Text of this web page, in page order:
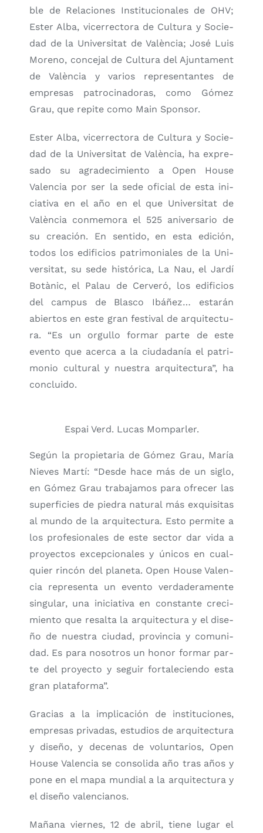
ble de Rela­cio­nes Ins­ti­tu­cio­na­les de OHV;
Ester Alba, vice­rrec­to­ra de Cul­tu­ra y Socie­
dad de la Uni­ver­si­tat de Valèn­cia; José Luis
Moreno, con­ce­jal de Cul­tu­ra del Ajun­ta­ment
de Valèn­cia y varios repre­sen­tan­tes de
empre­sas patro­ci­na­do­ras, como Gómez
Grau, que repi­te como Main Spon­sor.
Ester Alba, vice­rrec­to­ra de Cul­tu­ra y Socie­
dad de la Uni­ver­si­tat de Valèn­cia, ha expre­
sa­do su agra­de­ci­mien­to a Open Hou­se
Valen­cia por ser la sede ofi­cial de esta ini­
cia­ti­va en el año en el que Uni­ver­si­tat de
Valèn­cia con­me­mo­ra el 525 ani­ver­sa­rio de
su crea­ción. En sen­ti­do, en esta edi­ción,
todos los edi­fi­cios patri­mo­nia­les de la Uni­
ver­si­tat, su sede his­tó­ri­ca, La Nau, el Jar­dí
Botà­nic, el Palau de Cer­ve­ró, los edi­fi­cios
del cam­pus de Blas­co Ibá­ñez… esta­rán
abier­tos en este gran fes­ti­val de arqui­tec­tu­
ra. “Es un orgu­llo for­mar par­te de este
even­to que acer­ca a la ciu­da­da­nía el patri­
mo­nio cul­tu­ral y nues­tra arqui­tec­tu­ra”, ha
con­clui­do.
Espai Verd. Lucas Mom­par­ler.
Según la pro­pie­ta­ria de Gómez Grau, María
Nie­ves Mar­tí: “Des­de hace más de un siglo,
en Gómez Grau tra­ba­ja­mos para ofre­cer las
super­fi­cies de pie­dra natu­ral más exqui­si­tas
al mun­do de la arqui­tec­tu­ra. Esto per­mi­te a
los pro­fe­sio­na­les de este sec­tor dar vida a
pro­yec­tos excep­cio­na­les y úni­cos en cual­
quier rin­cón del pla­ne­ta. Open Hou­se Valen­
cia repre­sen­ta un even­to ver­da­de­ra­men­te
sin­gu­lar, una ini­cia­ti­va en cons­tan­te cre­ci­
mien­to que resal­ta la arqui­tec­tu­ra y el dise­
ño de nues­tra ciu­dad, pro­vin­cia y comu­ni­
dad. Es para noso­tros un honor for­mar par­
te del pro­yec­to y seguir for­ta­le­cien­do esta
gran pla­ta­for­ma”.
Gra­cias a la impli­ca­ción de ins­ti­tu­cio­nes,
empre­sas pri­va­das, estu­dios de arqui­tec­tu­ra
y dise­ño, y dece­nas de volun­ta­rios, Open
Hou­se Valen­cia se con­so­li­da año tras años y
pone en el mapa mun­dial a la arqui­tec­tu­ra y
el dise­ño valen­cia­nos.
Maña­na vier­nes, 12 de abril, tie­ne lugar el